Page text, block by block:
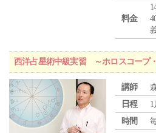
料金
西洋占星術中級実習 ～ホロスコープ
講師
日程
1
時間